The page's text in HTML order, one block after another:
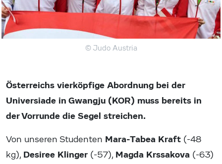
© Judo Austria
Österreichs vierköpfige Abordnung bei der
Universiade in Gwangju (KOR) muss bereits in
der Vorrunde die Segel streichen.
Von unseren Studenten Mara-Tabea Kraft (-48
kg), Desiree Klinger (-57), Magda Krssakova (-63)